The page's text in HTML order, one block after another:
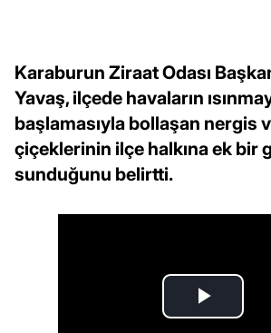
Karaburun Ziraat Odası
Yavaş, ilçede havaların
başlamasıyla bollaşan nergis
çiçeklerinin ilçe halkına ek bir
sunduğunu belirtti.